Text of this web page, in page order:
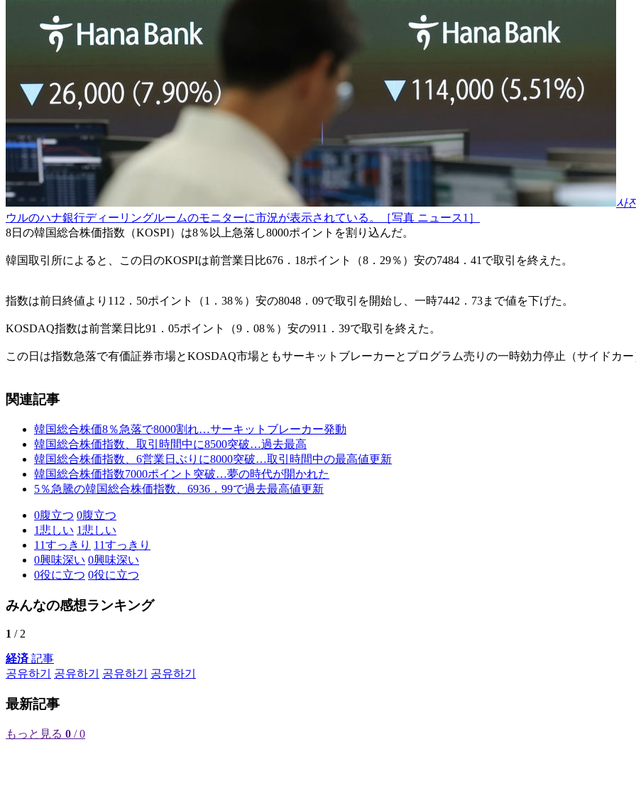
사
ウルのハナ銀行ディーリングルームのモニターに市況が表示されている。［写真 ニュース1］
8日の韓国総合株価指数（KOSPI）は8％以上急落し8000ポイントを割り込んだ。
韓国取引所によると、この日のKOSPIは前営業日比676．18ポイント（8．29％）安の7484．41で取引を終えた。
指数は前日終値より112．50ポイント（1．38％）安の8048．09で取引を開始し、一時7442．73まで値を下げた。
KOSDAQ指数は前営業日比91．05ポイント（9．08％）安の911．39で取引を終えた。
この日は指数急落で有価証券市場とKOSDAQ市場ともサーキットブレーカーとプログラム売りの一時効力停止（サイドカ
関連記事
韓国総合株価8％急落で8000割れ…サーキットブレーカー発動
韓国総合株価指数、取引時間中に8500突破…過去最高
韓国総合株価指数、6営業日ぶりに8000突破…取引時間中の最高値更新
韓国総合株価指数7000ポイント突破…夢の時代が開かれた
5％急騰の韓国総合株価指数、6936．99で過去最高値更新
0腹立つ 0腹立つ
1悲しい 1悲しい
11すっきり 11すっきり
0興味深い 0興味深い
0役に立つ 0役に立つ
みんなの感想ランキング
1 / 2
経済記事
공유하기
공유하기 공유하기 공유하기
最新記事
もっと見る 0 / 0